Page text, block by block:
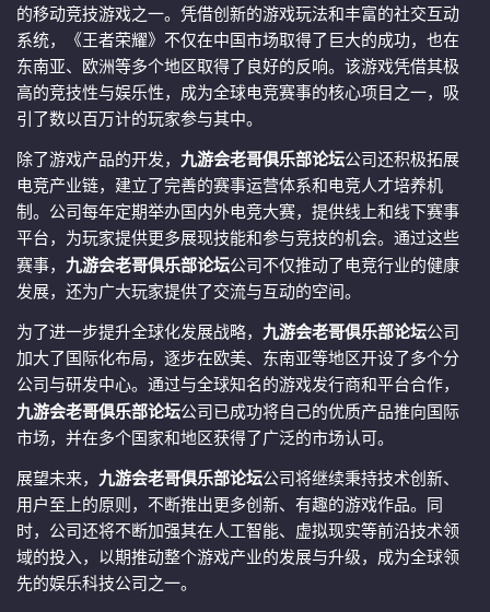
的移动竞技游戏之一。凭借创新的游戏玩法和丰富的社交互动
系统，《王者荣耀》不仅在中国市场取得了巨大的成功，也在
东南亚、欧洲等多个地区取得了良好的反响。该游戏凭借其极
高的竞技性与娱乐性，成为全球电竞赛事的核心项目之一，吸
引了数以百万计的玩家参与其中。
除了游戏产品的开发， 九游会老哥俱乐部论坛公司还积极拓展
电竞产业链，建立了完善的赛事运营体系和电竞人才培养机
制。公司每年定期举办国内外电竞大赛，提供线上和线下赛事
平台，为玩家提供更多展现技能和参与竞技的机会。通过这些
赛事， 九游会老哥俱乐部论坛公司不仅推动了电竞行业的健康
发展，还为广大玩家提供了交流与互动的空间。
为了进一步提升全球化发展战略， 九游会老哥俱乐部论坛公司
加大了国际化布局，逐步在欧美、东南亚等地区开设了多个分
公司与研发中心。通过与全球知名的游戏发行商和平台合作，
九游会老哥俱乐部论坛公司已成功将自己的优质产品推向国际
市场，并在多个国家和地区获得了广泛的市场认可。
展望未来， 九游会老哥俱乐部论坛公司将继续秉持技术创新、
用户至上的原则，不断推出更多创新、有趣的游戏作品。同
时，公司还将不断加强其在人工智能、虚拟现实等前沿技术领
域的投入，以期推动整个游戏产业的发展与升级，成为全球领
先的娱乐科技公司之一。